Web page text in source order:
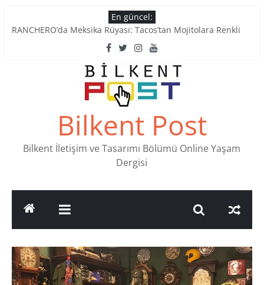
to
En güncel:
Tatlı Konuşalım: Ankara’nın 4 Köklü Pastanesi
RANCHERO’da Meksika Rüyası: Tacos’tan Mojitolara Renkli
Ankara’nın Ruhunu Notalarda Yaşatan 4 Müzik Durağı
Pullardaki tarih: PTT Pul Müzesi
Stamp Collectors Unite: Places to Find Stamps in Ankara
Bilkent Post
Bilkent İletişim ve Tasarımı Bölümü Online Yaşam
Dergisi